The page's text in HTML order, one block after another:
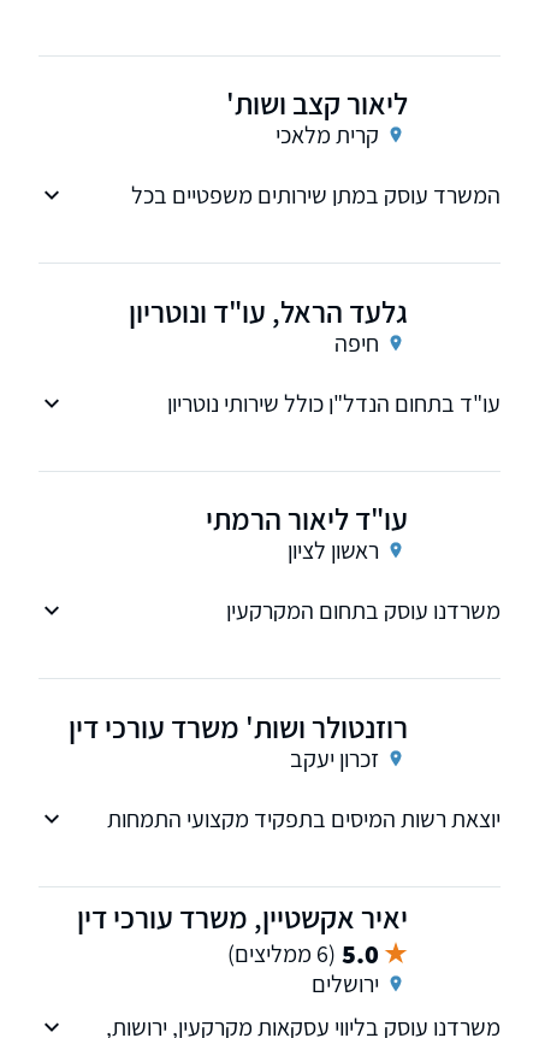
ליאור קצב ושות'
קרית מלאכי
המשרד עוסק במתן שירותים משפטיים בכל
גלעד הראל, עו"ד ונוטריון
חיפה
עו"ד בתחום הנדל"ן כולל שירותי נוטריון
עו"ד ליאור הרמתי
ראשון לציון
משרדנו עוסק בתחום המקרקעין
רוזנטולר ושות' משרד עורכי דין
זכרון יעקב
יוצאת רשות המיסים בתפקיד מקצועי התמחות
יאיר אקשטיין, משרד עורכי דין
5.0 (6 ממליצים)
ירושלים
משרדנו עוסק בליווי עסקאות מקרקעין, ירושות,